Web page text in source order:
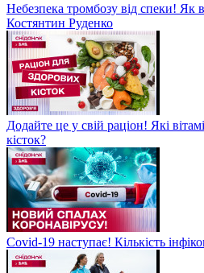
Небезпека тромбозу від спеки! Як
Костянтин Руденко
Додайте це у свій раціон! Які
кісток?
Covid-19 наступає! Кількість